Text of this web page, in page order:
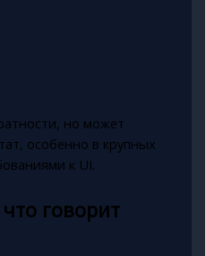
но может
особенно в крупных
к UI.
говорит